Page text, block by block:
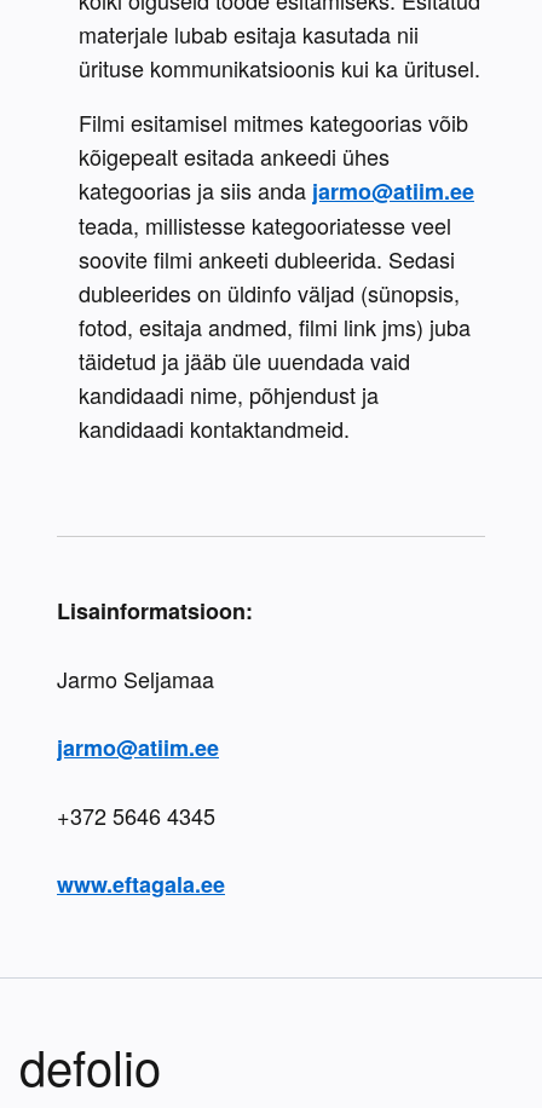
materjale lubab esitaja kasutada nii
Filmi esitamisel mitmes kategoorias võib
kõigepealt esitada ankeedi ühes
kategoorias ja siis anda jarmo@atiim.ee
teada, millistesse kategooriatesse veel
soovite filmi ankeeti dubleerida. Sedasi
dubleerides on üldinfo väljad (sünopsis,
fotod, esitaja andmed, filmi link jms) juba
täidetud ja jääb üle uuendada vaid
kandidaadi nime, põhjendust ja
kandidaadi kontaktandmeid.
Lisainformatsioon:
Jarmo Seljamaa
jarmo@atiim.ee
+372 5646 4345
www.eftagala.ee
defolio